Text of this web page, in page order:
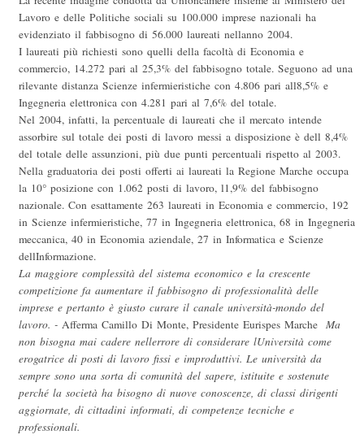
Lavoro e delle Politiche sociali su 100.000 imprese nazionali ha
evidenziato il fabbisogno di 56.000 laureati nellanno 2004.
I laureati più richiesti sono quelli della facoltà di Economia e
commercio, 14.272 pari al 25,3% del fabbisogno totale. Seguono ad una
rilevante distanza Scienze infermieristiche con 4.806 pari all8,5% e
Ingegneria elettronica con 4.281 pari al 7,6% del totale.
Nel 2004, infatti, la percentuale di laureati che il mercato intende
assorbire sul totale dei posti di lavoro messi a disposizione è dell 8,4%
del totale delle assunzioni, più due punti percentuali rispetto al 2003.
Nella graduatoria dei posti offerti ai laureati la Regione Marche occupa
la 10° posizione con 1.062 posti di lavoro, l1,9% del fabbisogno
nazionale. Con esattamente 263 laureati in Economia e commercio, 192
in Scienze infermieristiche, 77 in Ingegneria elettronica, 68 in Ingegneria
meccanica, 40 in Economia aziendale, 27 in Informatica e Scienze
dellInformazione.
La maggiore complessità del sistema economico e la crescente
competizione fa aumentare il fabbisogno di professionalità delle
imprese e pertanto è giusto curare il canale università-mondo del
lavoro. - Afferma Camillo Di Monte, Presidente Eurispes Marche  Ma
non bisogna mai cadere nellerrore di considerare lUniversità come
erogatrice di posti di lavoro fissi e improduttivi. Le università da
sempre sono una sorta di comunità del sapere, istituite e sostenute
perché la società ha bisogno di nuove conoscenze, di classi dirigenti
aggiornate, di cittadini informati, di competenze tecniche e
professionali.